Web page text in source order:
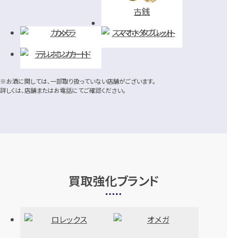
古銭
カメラ
スマホ・タブレット
テレホンカード
※お酒に関しては、一部取り扱っていない店舗がございます。
詳しくは、店舗またはお電話にてご確認ください。
買取強化ブランド